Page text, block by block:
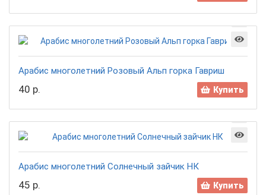
Арабис многолетний Розовый Альп горка Гавриш
40 р. Купить
Арабис многолетний Солнечный зайчик НК
45 р. Купить